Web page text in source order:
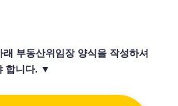
부동산위임장 양식을 작성하셔
합니다. ▼